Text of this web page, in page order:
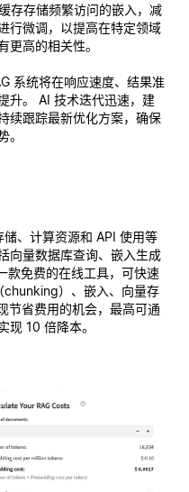
存存储频繁访问的嵌入，减
行微调，以提高在特定领域
更高的相关性。
系统将在响应速度、结果准
升。 AI 技术迭代迅速，建
续跟踪最新优化方案，确保
。
、计算资源和 API 使用等
向量数据库查询、嵌入生成
款免费的在线工具，可快速
chunking）、嵌入、向量存
节省费用的机会，最高可通
现 10 倍降本。